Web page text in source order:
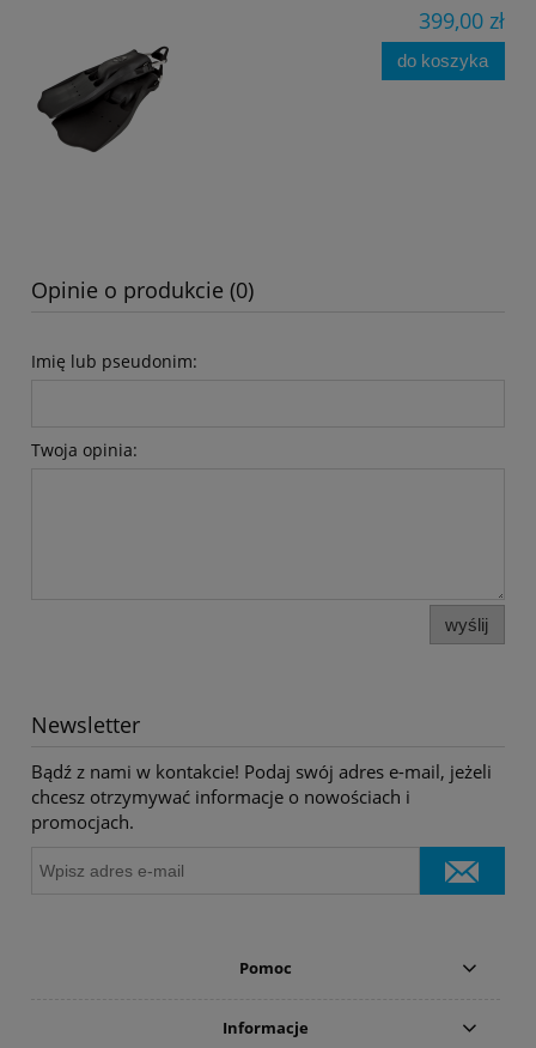
399,00 zł
do koszyka
Opinie o produkcie (0)
Imię lub pseudonim:
Twoja opinia:
wyślij
Newsletter
Bądź z nami w kontakcie! Podaj swój adres e-mail, jeżeli
chcesz otrzymywać informacje o nowościach i
promocjach.
Pomoc
Informacje